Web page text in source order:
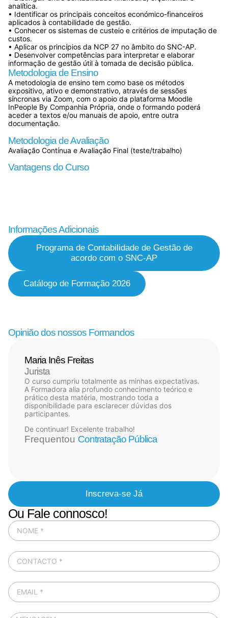
analítica.
• Identificar os principais conceitos económico-financeiros
aplicados à contabilidade de gestão.
• Conhecer os sistemas de custeio e critérios de imputação de
custos.
• Aplicar os princípios da NCP 27 no âmbito do SNC-AP.
• Desenvolver competências para interpretar e elaborar
informação de gestão útil à tomada de decisão pública.
Metodologia de Ensino
A metodologia de ensino tem como base os métodos
expositivo, ativo e demonstrativo, através de sessões
síncronas via Zoom, com o apoio da plataforma Moodle
InPeople By Companhia Própria, onde o formando poderá
aceder a textos e/ou manuais de apoio, entre outra
documentação.
Metodologia de Avaliação
Avaliação Contínua e Avaliação Final (teste/trabalho)
Vantagens do Curso
Informações Adicionais
Programa de Contabilidade de Gestão de
acordo com o SNC-AP
Catálogo de Formação 2026
Opinião dos nossos Formandos
Maria Inês Freitas
Jurista
O curso cumpriu totalmente as minhas expectativas.
A Formadora alia profundo conhecimento teórico e
prático desta matéria, mostrando toda a
disponibilidade para esclarecer dúvidas dos
participantes.
De continuar! Excelente trabalho!
Frequentou Contratação Pública
Inscreva-se Já
Ou Fale connosco!